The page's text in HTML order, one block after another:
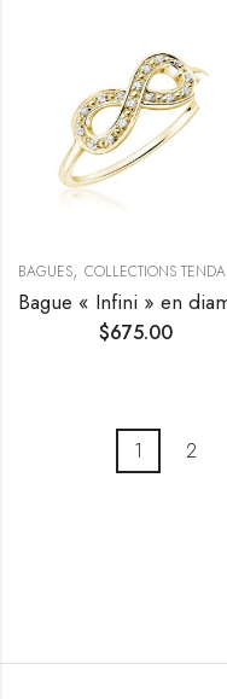
BAGUES, COLLECTIONS TENDANCES
$675.00
1 2